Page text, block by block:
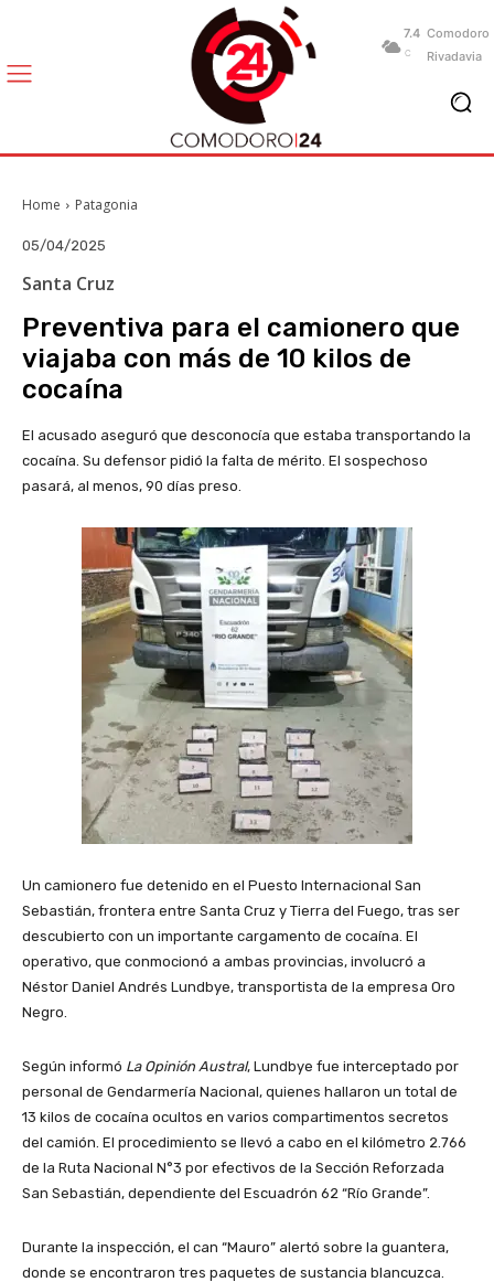
7.4
C
Comodoro
Rivadavia
Home Patagonia
05/04/2025
Santa Cruz
Preventiva para el camionero que
viajaba con más de 10 kilos de
cocaína
El acusado aseguró que desconocía que estaba transportando la
cocaína. Su defensor pidió la falta de mérito. El sospechoso
pasará, al menos, 90 días preso.
Un camionero fue detenido en el Puesto Internacional San
Sebastián, frontera entre Santa Cruz y Tierra del Fuego, tras ser
descubierto con un importante cargamento de cocaína. El
operativo, que conmocionó a ambas provincias, involucró a
Néstor Daniel Andrés Lundbye, transportista de la empresa Oro
Negro.
Según informó La Opinión Austral, Lundbye fue interceptado por
personal de Gendarmería Nacional, quienes hallaron un total de
13 kilos de cocaína ocultos en varios compartimentos secretos
del camión. El procedimiento se llevó a cabo en el kilómetro 2.766
de la Ruta Nacional N°3 por efectivos de la Sección Reforzada
San Sebastián, dependiente del Escuadrón 62 “Río Grande”.
Durante la inspección, el can “Mauro” alertó sobre la guantera,
donde se encontraron tres paquetes de sustancia blancuzca.